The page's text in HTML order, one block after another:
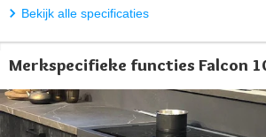
Bekijk alle specificaties
Merkspecifieke functies Falcon